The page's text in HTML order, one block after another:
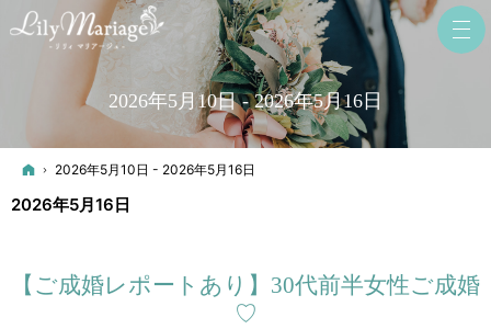
2026年5月10日 - 2026年5月16日
ホーム
2026年5月10日 - 2026年5月16日
2026年5月16日
【ご成婚レポートあり】30代前半女性ご成婚
♡